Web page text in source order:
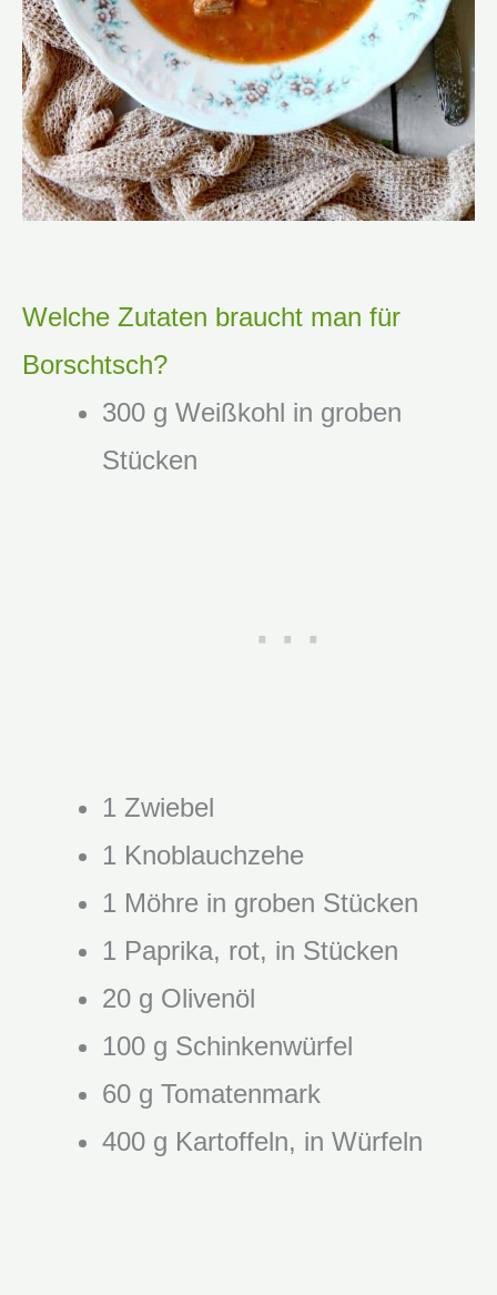
Welche Zutaten braucht man für
Borschtsch?
300 g Weißkohl in groben
Stücken
1 Zwiebel
1 Knoblauchzehe
1 Möhre in groben Stücken
1 Paprika, rot, in Stücken
20 g Olivenöl
100 g Schinkenwürfel
60 g Tomatenmark
400 g Kartoffeln, in Würfeln